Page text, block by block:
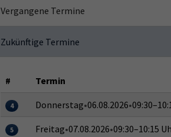
Vergangene Termine
Zukünftige Termine
# Termin
4 Donnerstag•06.08.2026•
5 Freitag•07.08.2026•09:30–10:15